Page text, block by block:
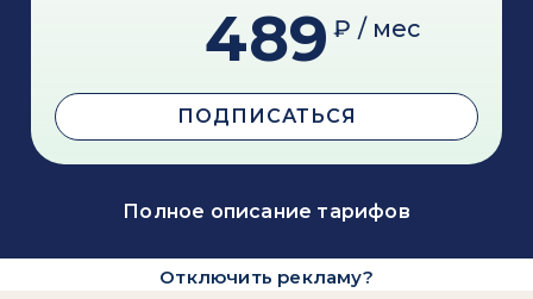
489 ₽ / мес
ПОДПИСАТЬСЯ
Полное описание тарифов
Отключить рекламу?